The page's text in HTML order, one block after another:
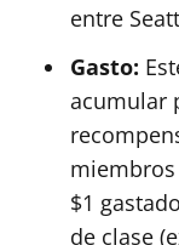
entre
Gasto:
acumular
$1
de clase